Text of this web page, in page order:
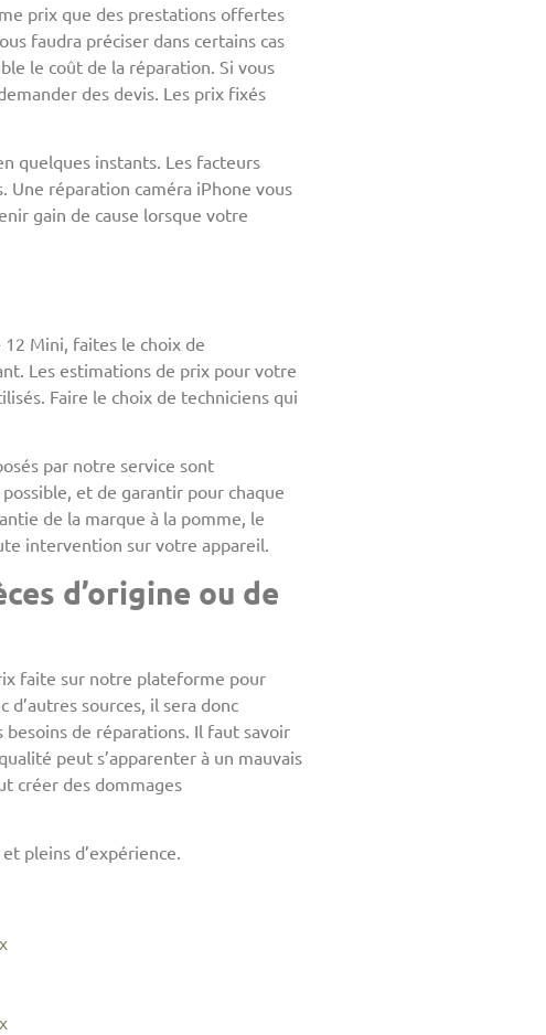
prix que des prestations offertes
faudra préciser dans certains cas
le coût de la réparation. Si vous
des devis. Les prix fixés
quelques instants. Les facteurs
Une réparation caméra iPhone vous
gain de cause lorsque votre
Mini, faites le choix de
Les estimations de prix pour votre
Faire le choix de techniciens qui
par notre service sont
et de garantir pour chaque
de la marque à la pomme, le
intervention sur votre appareil.
d’origine ou de
faite sur notre plateforme pour
sources, il sera donc
de réparations. Il faut savoir
peut s’apparenter à un mauvais
créer des dommages
pleins d’expérience.